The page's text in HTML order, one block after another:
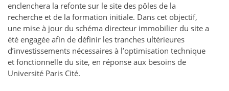
enclenchera la refonte sur le site des pôles de la
recherche et de la formation initiale. Dans cet objectif,
une mise à jour du schéma directeur immobilier du site a
été engagée afin de définir les tranches ultérieures
d’investissements nécessaires à l’optimisation technique
et fonctionnelle du site, en réponse aux besoins de
Université Paris Cité.